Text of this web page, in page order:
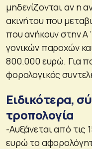
μηδενίζονται αν η
ακινήτου που
που ανήκουν στην
γονικών παροχών
800.000 ευρώ. Για
φορολογικός
Ειδικότερα,
τροπολογία
-Αυξάνεται από τις
ευρώ το